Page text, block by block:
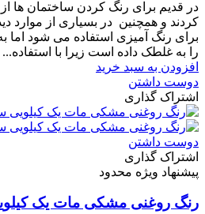
در قدیم برای رنگ کردن ساختمان ها
کردند و همچنین در بسیاری از موارد
برای رنگ آمیزی استفاده می شود اما
را به غلطک داده است زیرا با استفاده...
افزودن به سبد خرید
دوست داشتن
اشتراک گذاری
دوست داشتن
اشتراک گذاری
پیشنهاد ویژه محدود
رنگ روغنی مشکی مات یک